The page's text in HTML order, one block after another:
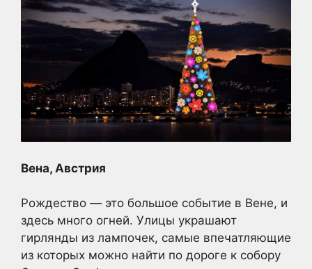
Вена, Австрия
Рождество — это большое событие в Вене, и
здесь много огней. Улицы украшают
гирлянды из лампочек, самые впечатляющие
из которых можно найти по дороге к собору